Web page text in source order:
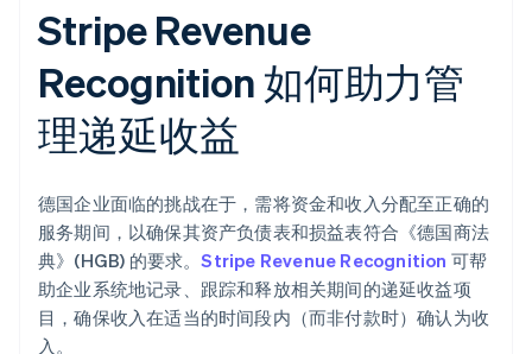
Stripe Revenue
Recognition 如何助力管
理递延收益
德国企业面临的挑战在于，需将资金和收入分配至正确的
服务期间，以确保其资产负债表和损益表符合《德国商法
典》(HGB) 的要求。Stripe Revenue Recognition 可帮
助企业系统地记录、跟踪和释放相关期间的递延收益项
目，确保收入在适当的时间段内（而非付款时）确认为收
入。